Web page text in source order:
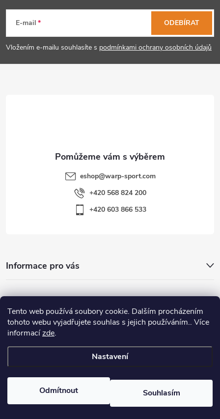
Tento web používá soubory cookie. Dalším procházením
tohoto webu vyjadřujete souhlas s jejich používáním.. Více
informacízde.
Nastavení
Odmítnout Souhlasím
y
v
ý
p
p
E-mail
Vložením e-mailu souhlasíte s podmínkami ochrany osobních údajů
ODEBÍRAT
eshop@warp-sport.com
+420 568 824 200
+420 603 866 533
Informace pro vás
Nejhledanější
Důležité odkazy
Warp-Sport.com. Všechna práva vyhrazena.